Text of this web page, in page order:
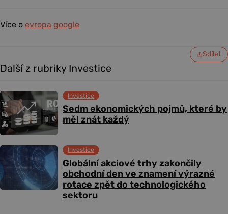
Více o evropa google
Sdílet
Další z rubriky Investice
Sedm ekonomických pojmů, které by
měl znát každý
Investice
Globální akciové trhy zakončily
obchodní den ve znamení výrazné
rotace zpět do technologického
sektoru
Investice